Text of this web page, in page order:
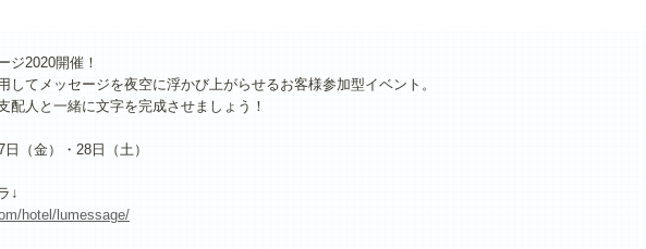
ジ2020開催！
してメッセージを夜空に浮かび上がらせるお客様参加型イベント。
配人と一緒に文字を完成させましょう！
（金）・28日（土）
↓
hotel/lumessage/